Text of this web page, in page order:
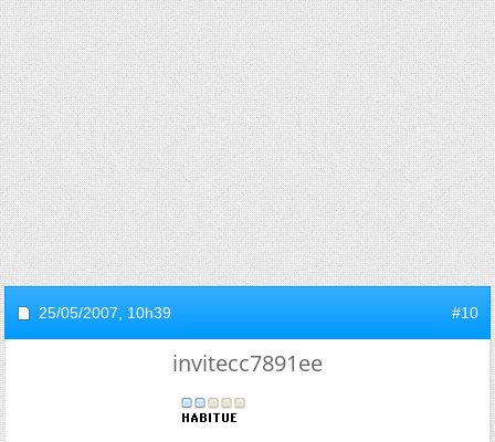
25/05/2007, 10h39 #10
invitecc7891ee